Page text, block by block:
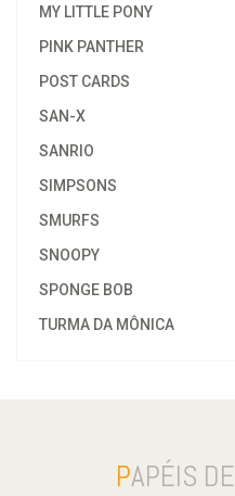
MY LITTLE PONY
PINK PANTHER
POST CARDS
SAN-X
SANRIO
SIMPSONS
SMURFS
SNOOPY
SPONGE BOB
TURMA DA MÔNICA
PAPÉIS DE